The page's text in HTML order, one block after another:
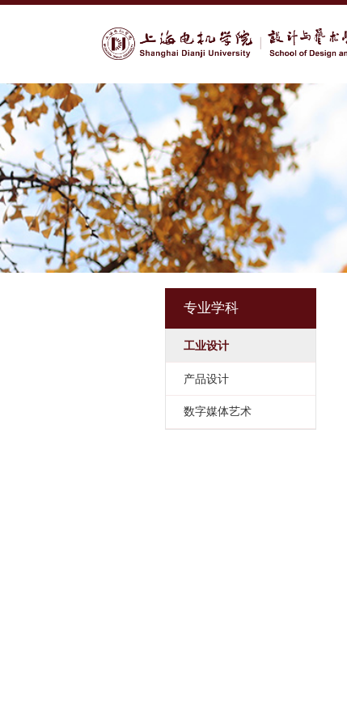
专业学科
工业设计
产品设计
数字媒体艺术